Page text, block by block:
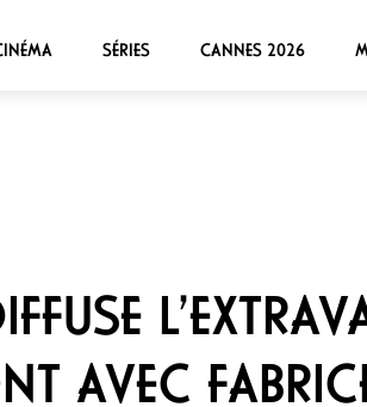
SÉRIES CANNES 2026
AVEC